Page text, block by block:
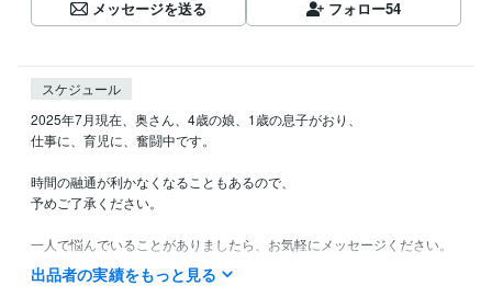
メッセージを送る
フォロー54
スケジュール
2025年7月現在、奥さん、4歳の娘、1歳の息子がおり、
仕事に、育児に、奮闘中です。
時間の融通が利かなくなることもあるので、
予めご了承ください。
一人で悩んでいることがありましたら、お気軽にメッセージください。
事前にご連絡くださった方は可能な限り日時の調整をしますので、
遠慮なくご連絡ください♪
出品者の実績をもっと見る